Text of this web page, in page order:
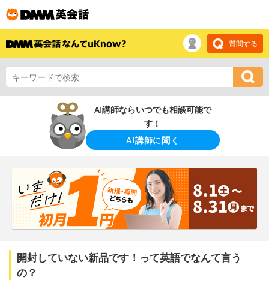
質問する
AI講師ならいつでも相談可能で
す！
AI講師に聞く
開封していない新品です！って英語でなんて言う
の？